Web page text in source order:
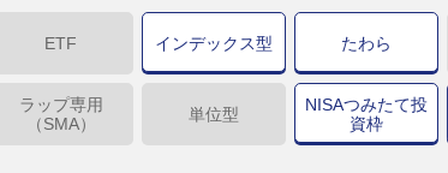
ETF インデックス型 たわら
ラップ専用
（SMA）
単位型
NISAつみたて投
資枠